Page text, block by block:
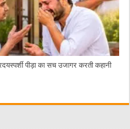
पीड़ा का सच उजागर करती कहानी